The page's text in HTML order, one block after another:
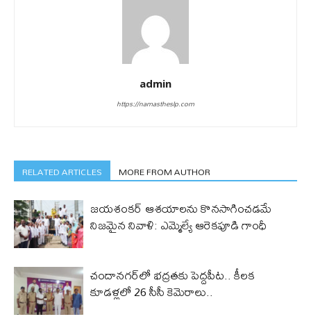
admin
https://namastheslp.com
RELATED ARTICLES MORE FROM AUTHOR
జయశంకర్ ఆశయాలను కొనసాగించడమే
నిజమైన నివాళి: ఎమ్మెల్యే ఆరెక‌పూడి గాంధీ
చందానగర్‌లో భద్రతకు పెద్దపీట.. కీలక
కూడళ్లలో 26 సీసీ కెమెరాలు..